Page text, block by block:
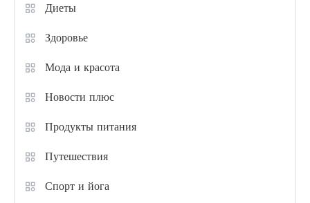
Диеты
Здоровье
Мода и красота
Новости плюс
Продукты питания
Путешествия
Спорт и йога